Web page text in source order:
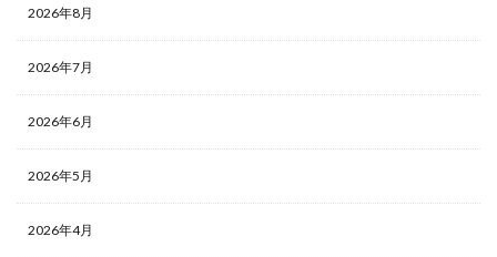
2026年8月
2026年7月
2026年6月
2026年5月
2026年4月